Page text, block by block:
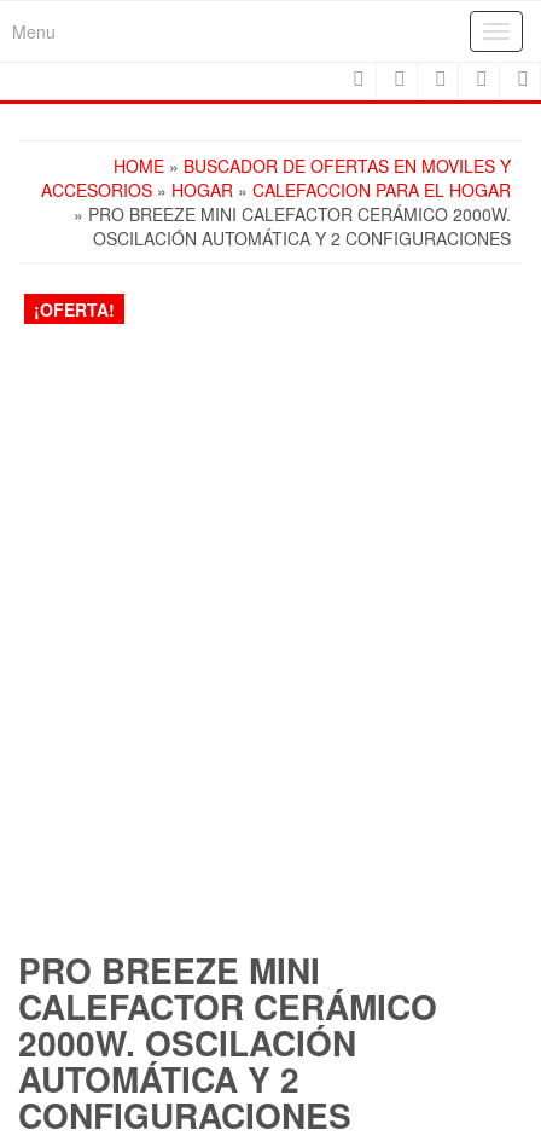
Menu
HOME » BUSCADOR DE OFERTAS EN MOVILES Y
ACCESORIOS » HOGAR » CALEFACCION PARA EL HOGAR
» PRO BREEZE MINI CALEFACTOR CERÁMICO 2000W.
OSCILACIÓN AUTOMÁTICA Y 2 CONFIGURACIONES
¡OFERTA!
PRO BREEZE MINI
CALEFACTOR CERÁMICO
2000W. OSCILACIÓN
AUTOMÁTICA Y 2
CONFIGURACIONES